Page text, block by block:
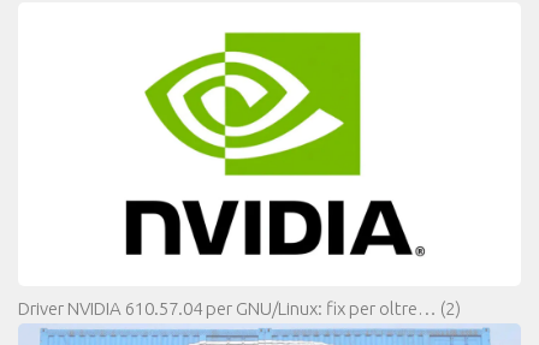
Driver NVIDIA 610.57.04 per GNU/Linux: fix per oltre… (2)